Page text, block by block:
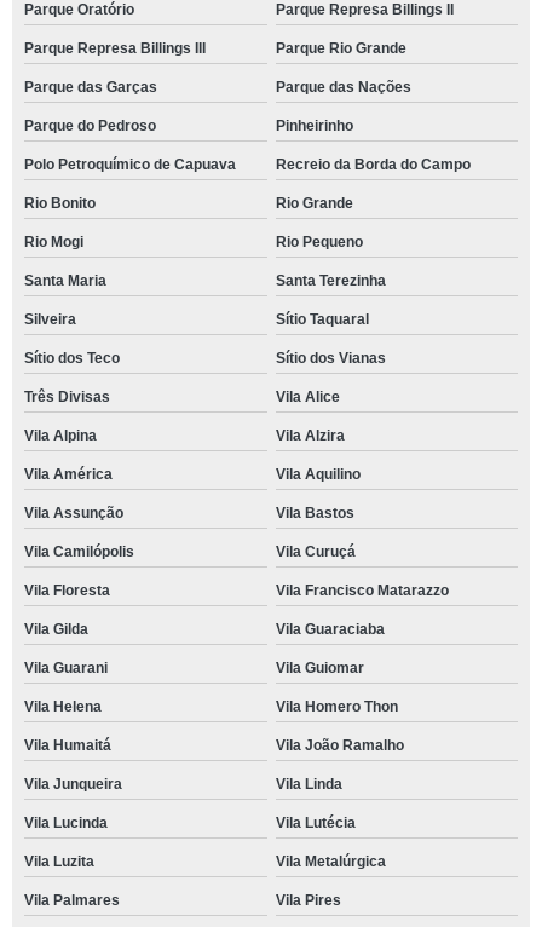
Parque Oratório Parque Represa Billings II
Parque Represa Billings III Parque Rio Grande
Parque das Garças Parque das Nações
Parque do Pedroso Pinheirinho
Polo Petroquímico de Capuava Recreio da Borda do Campo
Rio Bonito Rio Grande
Rio Mogi Rio Pequeno
Santa Maria Santa Terezinha
Silveira Sítio Taquaral
Sítio dos Teco Sítio dos Vianas
Três Divisas Vila Alice
Vila Alpina Vila Alzira
Vila América Vila Aquilino
Vila Assunção Vila Bastos
Vila Camilópolis Vila Curuçá
Vila Floresta Vila Francisco Matarazzo
Vila Gilda Vila Guaraciaba
Vila Guarani Vila Guiomar
Vila Helena Vila Homero Thon
Vila Humaitá Vila João Ramalho
Vila Junqueira Vila Linda
Vila Lucinda Vila Lutécia
Vila Luzita Vila Metalúrgica
Vila Palmares Vila Pires